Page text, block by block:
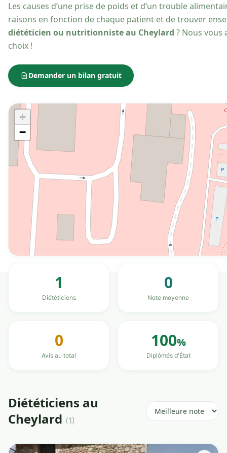
Les causes d’une prise de poids et d’un trouble
raisons en fonction de chaque patient et de trouver
diététicien ou nutritionniste au Cheylard ? Nous
choix !
Demander un bilan gratuit
+
−
1
Diététiciens
0
Note moyenne
0
Avis au total
100%
Diplômés d'État
Diététiciens au
Cheylard (1)